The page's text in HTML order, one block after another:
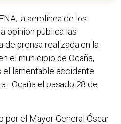
la aerolínea de los
opinión pública las
de prensa realizada en la
el municipio de Ocaña,
el lamentable accidente
el pasado 28 de
por el Mayor General Óscar